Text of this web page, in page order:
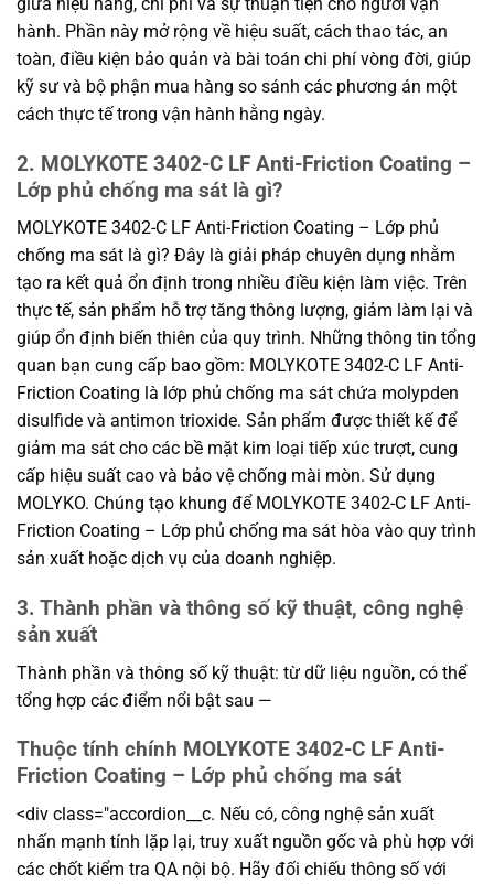
hành. Phần này mở rộng về hiệu suất, cách thao tác, an
toàn, điều kiện bảo quản và bài toán chi phí vòng đời, giúp
kỹ sư và bộ phận mua hàng so sánh các phương án một
cách thực tế trong vận hành hằng ngày.
2. MOLYKOTE 3402-C LF Anti-Friction Coating –
Lớp phủ chống ma sát là gì?
MOLYKOTE 3402-C LF Anti-Friction Coating – Lớp phủ
chống ma sát là gì? Đây là giải pháp chuyên dụng nhằm
tạo ra kết quả ổn định trong nhiều điều kiện làm việc. Trên
thực tế, sản phẩm hỗ trợ tăng thông lượng, giảm làm lại và
giúp ổn định biến thiên của quy trình. Những thông tin tổng
quan bạn cung cấp bao gồm: MOLYKOTE 3402-C LF Anti-
Friction Coating là lớp phủ chống ma sát chứa molypden
disulfide và antimon trioxide. Sản phẩm được thiết kế để
giảm ma sát cho các bề mặt kim loại tiếp xúc trượt, cung
cấp hiệu suất cao và bảo vệ chống mài mòn. Sử dụng
MOLYKO. Chúng tạo khung để MOLYKOTE 3402-C LF Anti-
Friction Coating – Lớp phủ chống ma sát hòa vào quy trình
sản xuất hoặc dịch vụ của doanh nghiệp.
3. Thành phần và thông số kỹ thuật, công nghệ
sản xuất
Thành phần và thông số kỹ thuật: từ dữ liệu nguồn, có thể
tổng hợp các điểm nổi bật sau —
Thuộc tính chính MOLYKOTE 3402-C LF Anti-
Friction Coating – Lớp phủ chống ma sát
<div class="accordion__c. Nếu có, công nghệ sản xuất
nhấn mạnh tính lặp lại, truy xuất nguồn gốc và phù hợp với
các chốt kiểm tra QA nội bộ. Hãy đối chiếu thông số với